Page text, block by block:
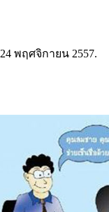
24 พฤศจิกายน 2557.